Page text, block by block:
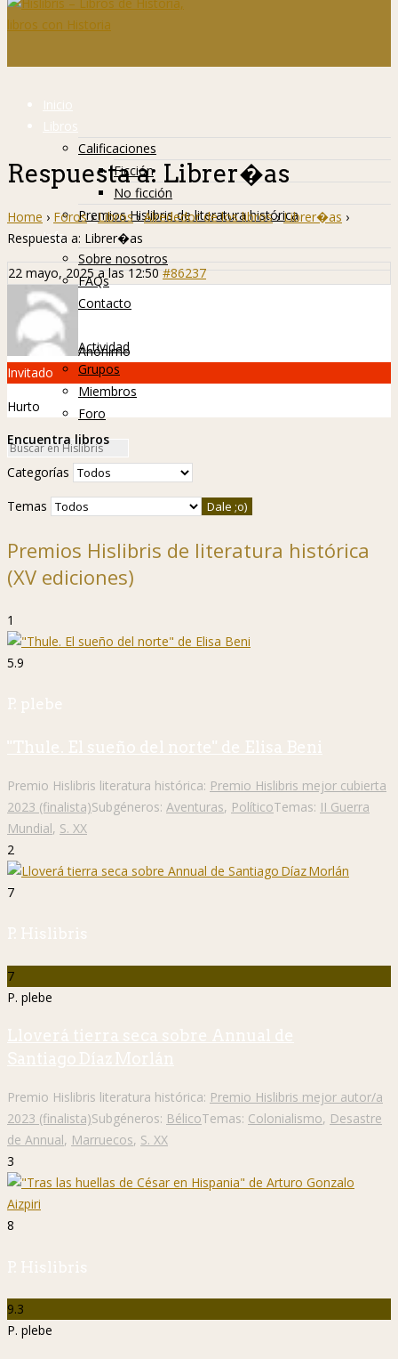
Inicio
Libros
Calificaciones
Ficción
No ficción
Premios Hislibris de literatura histórica
Info
Sobre nosotros
FAQs
Contacto
Hislibreños
Actividad
Grupos
Miembros
Foro
Respuesta a: Librer�as
Home › Foros › Libros › Alrededor de los libros › Librer�as ›
Respuesta a: Librer�as
22 mayo, 2025 a las 12:50 #86237
Anónimo
Invitado
Hurto
Encuentra libros
Categorías
Temas
Premios Hislibris de literatura histórica
(XV ediciones)
1
5.9
P. plebe
"Thule. El sueño del norte" de Elisa Beni
Premio Hislibris literatura histórica: Premio Hislibris mejor cubierta
2023 (finalista)Subgéneros: Aventuras, PolíticoTemas: II Guerra
Mundial, S. XX
2
7
P. Hislibris
7
P. plebe
Lloverá tierra seca sobre Annual de
Santiago Díaz Morlán
Premio Hislibris literatura histórica: Premio Hislibris mejor autor/a
2023 (finalista)Subgéneros: BélicoTemas: Colonialismo, Desastre
de Annual, Marruecos, S. XX
3
8
P. Hislibris
9.3
P. plebe